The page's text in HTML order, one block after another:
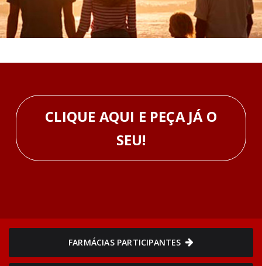
CLIQUE AQUI E PEÇA JÁ O
SEU!
FARMÁCIAS PARTICIPANTES